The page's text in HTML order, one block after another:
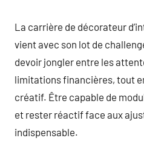
La carrière de décorateur
vient avec son lot de
devoir jongler entre les
limitations financières, tout
créatif. Être capable de
et rester réactif face aux
indispensable.